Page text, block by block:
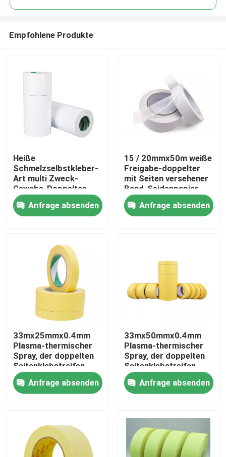
Haus
Produkte
Fabrik-Ausflug
Qualitätskontrolle
Treten Sie mit uns in Verbindung
Fordern Sie ein Zitat
Klebstreifen BOPP
HAUSTIER Klebstreifen
Empfohlene Produkte
Heiße
Schmelzselbstkleber-
Art multi Zweck-
Gewebe-Doppeltes
versah Klebstreifen
mit Seiten
Anfrage absenden
15 / 20mmx50m weiße
Freigabe-doppelter
mit Seiten versehener
Band-Seidenpapier-
PapierPackband
Anfrage absenden
33mx25mmx0.4mm
Plasma-thermischer
Spray, der doppelten
Seitenklebstreifen
maskiert
Anfrage absenden
33mx50mmx0.4mm
Plasma-thermischer
Spray, der doppelten
Seitenklebstreifen
maskiert
Anfrage absenden